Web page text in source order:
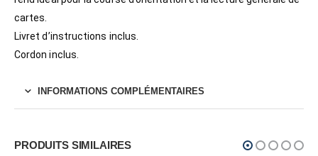
cartes.
Livret d’instructions inclus.
Cordon inclus.
INFORMATIONS COMPLÉMENTAIRES
PRODUITS SIMILAIRES